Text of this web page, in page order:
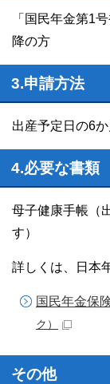
「国民年金第1
降の方
3.申請方法
出産予定日の6
4.必要な書類
母子健康手帳（
す）
詳しくは、日本
国民年金保
ク）
その他